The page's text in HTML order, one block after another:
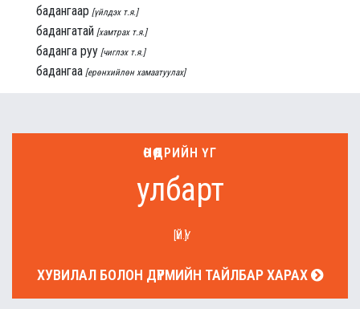
бадангаар [үйлдэх т.я.]
бадангатай [хамтрах т.я.]
баданга руу [чиглэх т.я.]
бадангаа [ерөнхийлөн хамаатуулах]
ӨНӨӨДРИЙН ҮГ
улбарт
[ҮЙ.Ү]
ХУВИЛАЛ БОЛОН ДҮРМИЙН ТАЙЛБАР ХАРАХ